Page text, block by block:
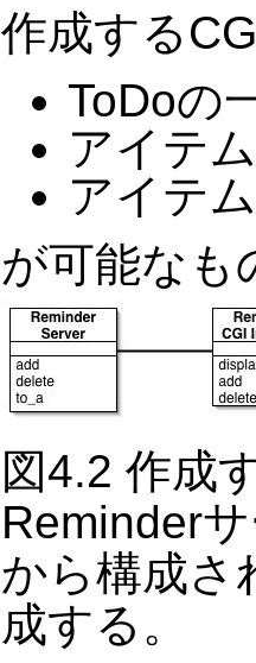
作成する
ToDoの
アイテ
アイテ
が可能なも
図4.2 作成
Reminder
から構成さ
成する。